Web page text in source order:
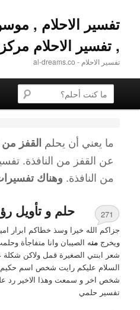
تفسير الاحلام ,
, تفسير الاحلام
تفسير الاحلام - al-dreams.co
القائمة الرئيسية
التخطي إلى المحتوى الأساسي
تخطي إلى المحتوى الثانوية
البحث عن
ما يعني أن يحلم القفز من
عن القفز من النافذة.
من النافذة. وهناك تفسيرات
حلم و تأويل
271
جزاكم الله خيرا وسذ خطاكم ابرار
ويخرجمنه الصيبان وانا متفاجأة
شعر ابنتي الصغيرة قمل ولاكن شكلة
السلام عليكم رايت شخص اسم حكيم
شخص اخر و سمعت وهذا الاخير رد
تفسير حلمي